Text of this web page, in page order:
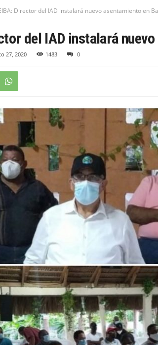
Director del IAD instalará nuevo asentamiento en
del IAD instalará
27, 2020 1483 0